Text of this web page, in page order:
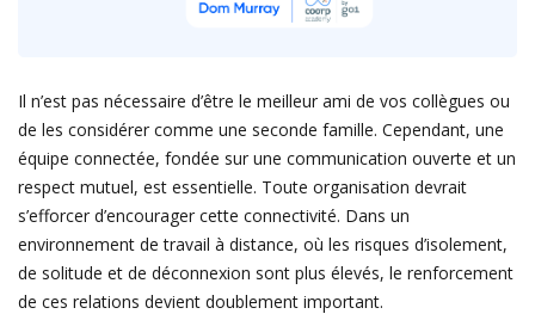
Il n’est pas nécessaire d’être le meilleur ami de vos collègues ou
de les considérer comme une seconde famille. Cependant, une
équipe connectée, fondée sur une communication ouverte et un
respect mutuel, est essentielle. Toute organisation devrait
s’efforcer d’encourager cette connectivité. Dans un
environnement de travail à distance, où les risques d’isolement,
de solitude et de déconnexion sont plus élevés, le renforcement
de ces relations devient doublement important.